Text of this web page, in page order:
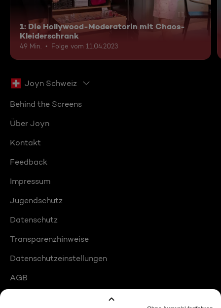
1: Die Hollywood-Moderatorin mit Chaos-
Kleiderschrank
49 Min. Folge vom 11.04.2023
Joyn Schweiz
Behind the Screens
Über Joyn
Kontakt
Feedback
Impressum
Jugendschutz
Datenschutz
Transparenzhinweise
Datenschutzeinstellungen
AGB